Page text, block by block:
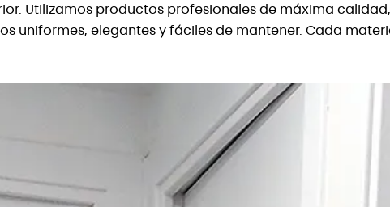
Utilizamos productos profesionales de máxima
uniformes, elegantes y fáciles de mantener. Cada